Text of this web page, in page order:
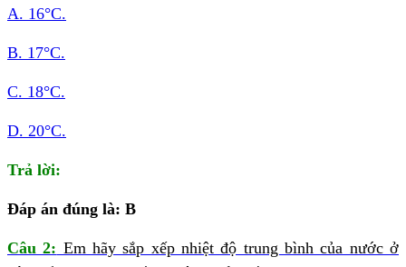
A. 16°C.
B. 17°C.
C. 18°C.
D. 20°C.
Trả lời:
Đáp án đúng là: B
Câu 2: Em hãy sắp xếp nhiệt độ trung bình của nước ở